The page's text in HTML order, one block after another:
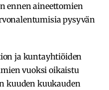
ennen aineettomien
pysyvän
ja kuntayhtiöiden
vuoksi oikaistu
kuuden kuukauden